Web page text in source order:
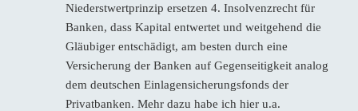
Niederstwertprinzip ersetzen 4. Insolvenzrecht für
Banken, dass Kapital entwertet und weitgehend die
Gläubiger entschädigt, am besten durch eine
Versicherung der Banken auf Gegenseitigkeit analog
dem deutschen Einlagensicherungsfonds der
Privatbanken. Mehr dazu habe ich hier u.a.